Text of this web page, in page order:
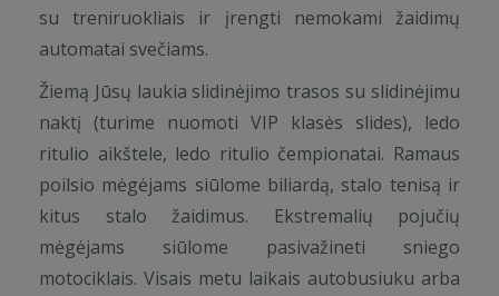
su treniruokliais ir įrengti nemokami žaidimų
automatai svečiams.
Žiemą Jūsų laukia slidinėjimo trasos su slidinėjimu
naktį (turime nuomoti VIP klasės slides), ledo
ritulio aikštele, ledo ritulio čempionatai. Ramaus
poilsio mėgėjams siūlome biliardą, stalo tenisą ir
kitus stalo žaidimus. Ekstremalių pojučių
mėgėjams siūlome pasivažineti sniego
motociklais. Visais metu laikais autobusiuku arba